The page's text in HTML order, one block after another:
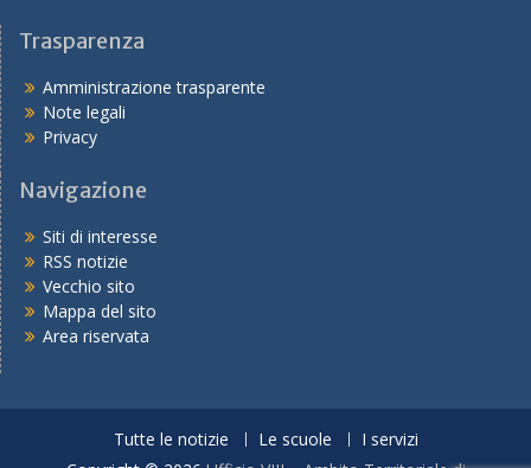
Trasparenza
Amministrazione trasparente
Note legali
Privacy
Navigazione
Siti di interesse
RSS notizie
Vecchio sito
Mappa del sito
Area riservata
Tutte le notizie Le scuole
I servizi